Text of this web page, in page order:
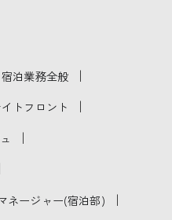
宿泊業務全般 ｜
トフロント ｜
｜
ネージャー(宿泊部) ｜